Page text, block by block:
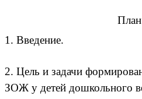
1. Введение.
2. Цель и задачи
ЗОЖ у детей дошкольного